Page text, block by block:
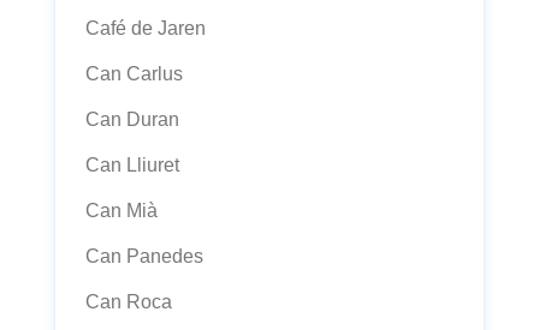
Café de Jaren
Can Carlus
Can Duran
Can Lliuret
Can Mià
Can Panedes
Can Roca